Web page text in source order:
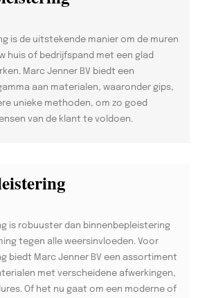
is de uitstekende manier om de muren
huis of bedrijfspand met een glad
Marc Jenner BV biedt een
aan materialen, waaronder gips,
unieke methoden, om zo goed
van de klant te voldoen.
is robuuster dan binnenbepleistering
tegen alle weersinvloeden. Voor
biedt Marc Jenner BV een assortiment
met verscheidene afwerkingen,
Of het nu gaat om een moderne of